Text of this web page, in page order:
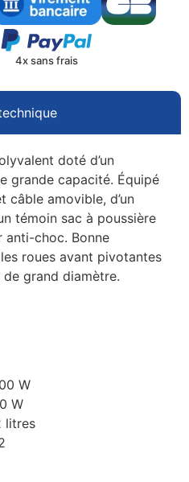
4x sans frais
doté d’un
grande capacité. Équipé
câble amovible, d’un
témoin sac à poussière
anti-choc. Bonne
roues avant pivotantes
grand diamètre.
W
W
litres